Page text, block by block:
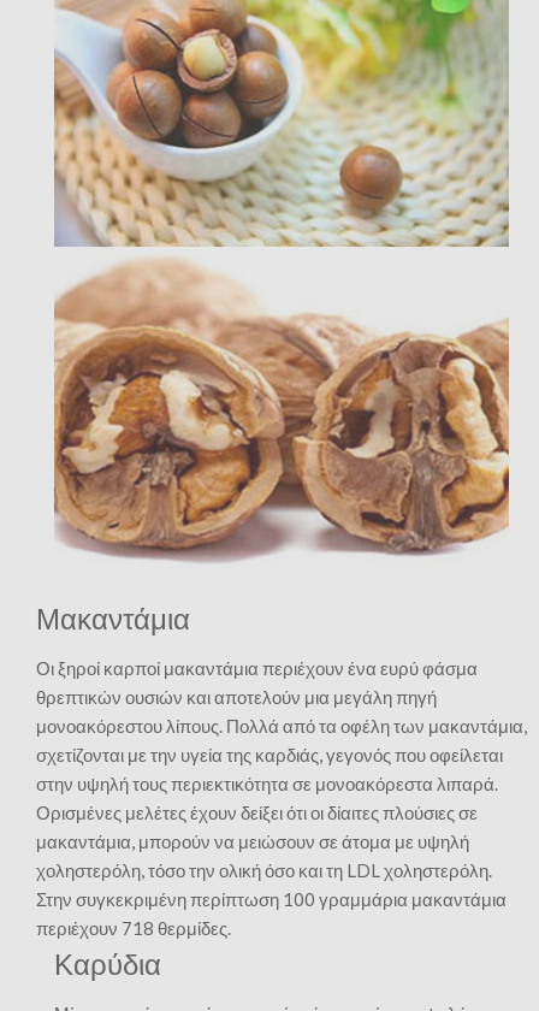
Μακαντάμια
Οι ξηροί καρποί μακαντάμια περιέχουν ένα ευρύ φάσμα
θρεπτικών ουσιών και αποτελούν μια μεγάλη πηγή
μονοακόρεστου λίπους. Πολλά από τα οφέλη των μακαντάμια,
σχετίζονται με την υγεία της καρδιάς, γεγονός που οφείλεται
στην υψηλή τους περιεκτικότητα σε μονοακόρεστα λιπαρά.
Ορισμένες μελέτες έχουν δείξει ότι οι δίαιτες πλούσιες σε
μακαντάμια, μπορούν να μειώσουν σε άτομα με υψηλή
χοληστερόλη, τόσο την ολική όσο και τη LDL χοληστερόλη.
Στην συγκεκριμένη περίπτωση 100 γραμμάρια μακαντάμια
περιέχουν 718 θερμίδες.
Καρύδια